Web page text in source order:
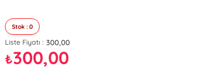
Stok : 0
Liste Fiyatı : 300,00
₺300,00